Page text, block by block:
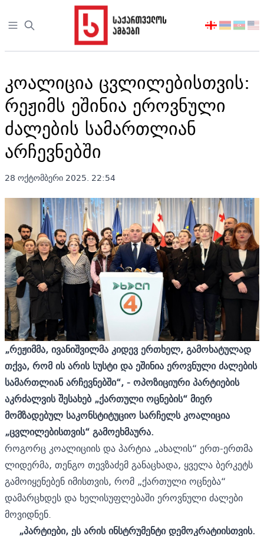
Open sidebar
აირჩიეთ
კოალიცია ცვლილებისთვის:
რეჟიმს ეშინია ეროვნული
ძალების სამართლიან
არჩევნებში
28 ოქტომბერი 2025. 22:54
„რეჟიმმა, ივანიშვილმა კიდევ ერთხელ, გამოხატულად
თქვა, რომ ის არის სუსტი და ეშინია ეროვნული ძალების
სამართლიან არჩევნებში“, - ოპოზიციური პარტიების
აკრძალვის შესახებ „ქართული ოცნების“ მიერ
მომზადებულ საკონსტიტუციო სარჩელს კოალიცია
„ცვლილებისთვის“ გამოეხმაურა.
როგორც კოალიციის და პარტია „ახალის“ ერთ-ერთმა
ლიდერმა, თენგო თევზაძემ განაცხადა, ყველა ბერკეტს
გამოიყენებენ იმისთვის, რომ „ქართული ოცნება“
დამარცხდეს და ხელისუფლებაში ეროვნული ძალები
მოვიდნენ.
„პარტიები, ეს არის ინსტრუმენტი დემოკრატიისთვის.